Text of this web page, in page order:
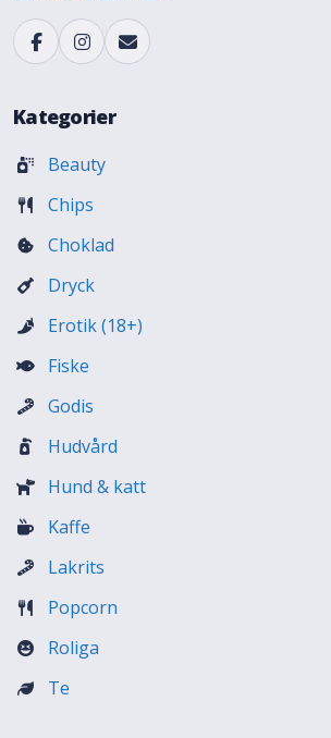
Kategorier
Beauty
Chips
Choklad
Dryck
Erotik (18+)
Fiske
Godis
Hudvård
Hund & katt
Kaffe
Lakrits
Popcorn
Roliga
Te